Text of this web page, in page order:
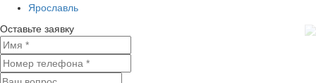
Ярославль
Оставьте заявку